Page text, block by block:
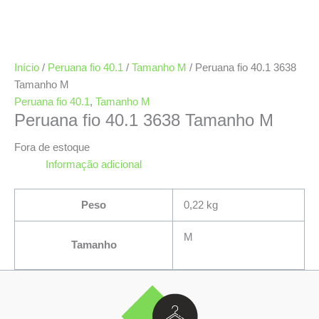
Início / Peruana fio 40.1 / Tamanho M / Peruana fio 40.1 3638
Tamanho M
Peruana fio 40.1 , Tamanho M
Peruana fio 40.1 3638 Tamanho M
Fora de estoque
Informação adicional
Peso 0,22 kg
Tamanho
M